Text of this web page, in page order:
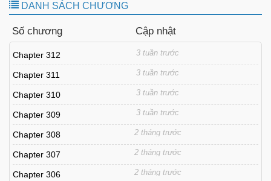
DANH SÁCH CHƯƠNG
Số chương Cập nhật
Chapter 312 3 tuần trước
Chapter 311 3 tuần trước
Chapter 310 3 tuần trước
Chapter 309 3 tuần trước
Chapter 308 2 tháng trước
Chapter 307 2 tháng trước
Chapter 306 2 tháng trước